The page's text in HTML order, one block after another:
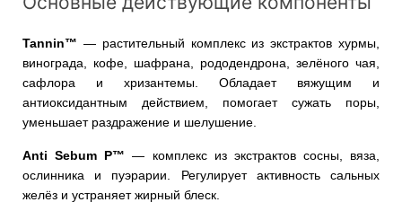
Tannin™ — растительный комплекс из экстрактов хурмы,
винограда, кофе, шафрана, рододендрона, зелёного чая,
сафлора и хризантемы. Обладает вяжущим и
антиоксидантным действием, помогает сужать поры,
уменьшает раздражение и шелушение.
Anti Sebum P™ — комплекс из экстрактов сосны, вяза,
ослинника и пуэрарии. Регулирует активность сальных
желёз и устраняет жирный блеск.